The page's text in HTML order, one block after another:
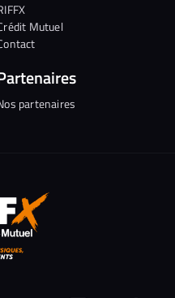
Mutuel
partenaires